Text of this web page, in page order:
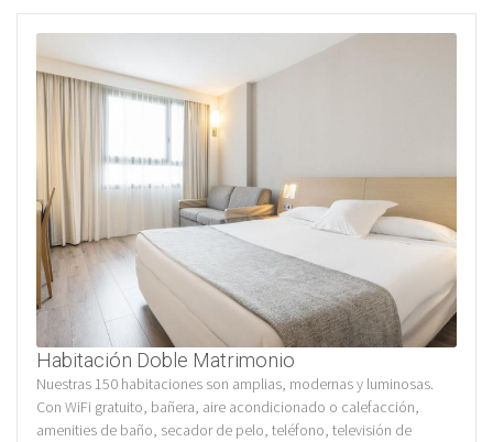
Habitación Doble Matrimonio
Nuestras 150 habitaciones son amplias, modernas y luminosas.
Con WiFi gratuito, bañera, aire acondicionado o calefacción,
amenities de baño, secador de pelo, teléfono, televisión de